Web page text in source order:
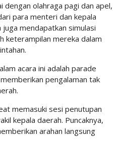
dengan olahraga pagi dan apel,
para menteri dan kepala
mendapatkan simulasi
keterampilan mereka dalam
acara ini adalah parade
pengalaman tak
memasuki sesi penutupan
kepala daerah. Puncaknya,
arahan langsung